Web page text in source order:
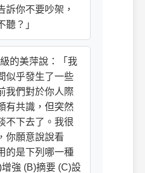
訴你不要吵架，
聽？」
的美萍說：「我
似乎發生了一些
我們對於你人際
有共識，但突然
不下去了。我很
你願意說說看
的是下列哪一種
強 (B)摘要 (C)設